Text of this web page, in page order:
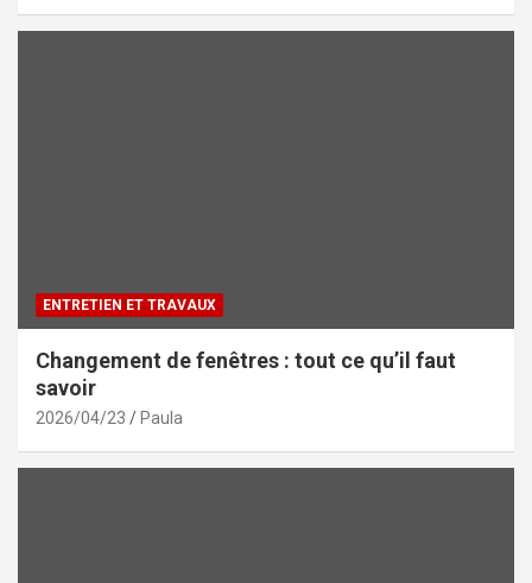
ENTRETIEN ET TRAVAUX
Changement de fenêtres : tout ce qu’il faut
savoir
2026/04/23 Paula